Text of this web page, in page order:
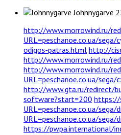
Johnnygarve
http://www.morrowind.ru/
URL=peschanoe.co.ua/
odigos-patras.html http://
http://www.morrowind.ru/
http://www.morrowind.ru/
URL=peschanoe.co.ua/
http://www.gta.ru/redirect/
software?start=200 https://
URL=peschanoe.co.ua/
URL=peschanoe.co.ua/
https://pwpa.international/